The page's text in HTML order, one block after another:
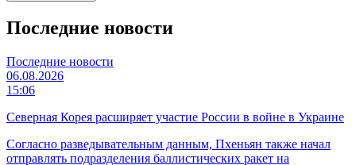
Последние новости
Последние новости
06.08.2026
15:06
Северная Корея расширяет участие России в войне в Украине
Согласно разведывательным данным, Пхеньян также начал
отправлять подразделения баллистических ракет на